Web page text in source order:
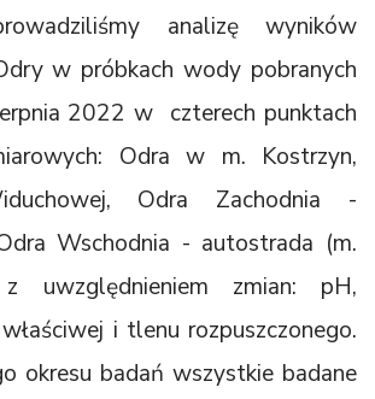
analizę wyników
w próbkach wody pobranych
2022 w czterech punktach
Odra w m. Kostrzyn,
Odra Zachodnia -
Wschodnia - autostrada (m.
z uwzględnieniem zmian: pH,
i tlenu rozpuszczonego.
okresu badań wszystkie badane